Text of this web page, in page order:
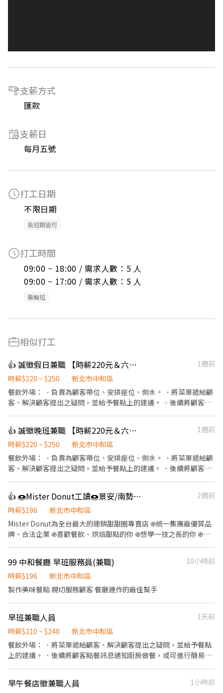
支薪方式
匯款
支薪日
每月五號
打工日期
不限日期
長短期皆可
打工時間
09:00 ~ 18:00 / 需求人數：5 人
09:00 ~ 17:00 / 需求人數：5 人
需輪班
相似打工
👍 誠徵假日兼職 【時薪220元＆六日時薪+15元】壽司郎】 無經驗🉑
1週前
時薪$220 ~ $250
新北市中和區
餐飲外場： ．負責為顧客帶位、安排座位、倒水。 ．將菜單遞給顧
客、解決顧客提出之疑問，並給予餐點上的建議。 ．後續將顧客點
負責結帳、收銀等工作。 餐飲內場： ．擔任廚師的助手，處理烹飪
前與烹飪中之準備工作與其他餐廳相關事務。 ．負責洗、剝、削、
切各種食材。 ．負責清理工作環境、設備和餐具。 ．準備不同餐點
所需要的食材。 ．協助測量食材的容量與重量。 ．負責擺盤、打包
👍 誠徵晚班兼職 【時薪220元＆六日時薪+15元】壽司郎】 無經驗🉑
1週前
時薪$220 ~ $250
新北市中和區
餐飲外場： ．負責為顧客帶位、安排座位、倒水。 ．將菜單遞給顧
客、解決顧客提出之疑問，並給予餐點上的建議。 ．後續將顧客點
負責結帳、收銀等工作。 餐飲內場： ．擔任廚師的助手，處理烹飪
前與烹飪中之準備工作與其他餐廳相關事務。 ．負責洗、剝、削、
切各種食材。 ．負責清理工作環境、設備和餐具。 ．準備不同餐點
所需要的食材。 ．協助測量食材的容量與重量。 ．負責擺盤、打包
👍 🍩Mister Donut工讀🍩景安/南勢角門市
2週前
時薪$196
新北市中和區
Mister Donut為全台最大的連鎖甜甜圈專賣店 ֍統一集團最優質品
牌、合法企業 ֍喜歡餐飲、烘焙甜點的你 ֍想學一技之長的你 ֍想
介紹、飲品製作、門市清潔。 ◎長期配合尤佳，工讀轉正更有年資
累計❗️ 【福利制度】 ★最真實的關心：每年免費健康檢查、免費員
工團體保險 ★就是比別人多一：春節、五一、端午、中秋 四好禮。
99 中和餐廳 早班服務員(兼職)
10小時前
時薪$196
新北市中和區
製作美味餐點 親切服務顧客 餐廳運作的最佳幫手
早班兼職人員
1天前
時薪$210 ~ $240
新北市中和區
餐飲外場： ．將菜單遞給顧客、解決顧客提出之疑問，並給予餐點
上的建議。 ．後續將顧客點餐訊息通知廚房做餐，或可進行簡易餐
擔任廚師的助手，處理烹飪前與烹飪中之準備工作與其他餐廳相關
早午餐店徵兼職人員
1小時前